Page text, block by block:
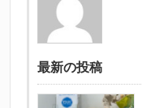
最新の投稿